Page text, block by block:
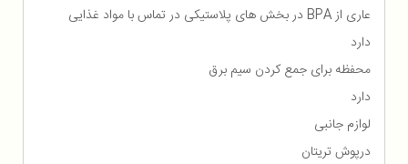
عاری از BPA در بخش های پلاستیکی در تماس با مواد غذایی
دارد
محفظه برای جمع كردن سیم برق
دارد
لوازم جانبی
درپوش تریتان